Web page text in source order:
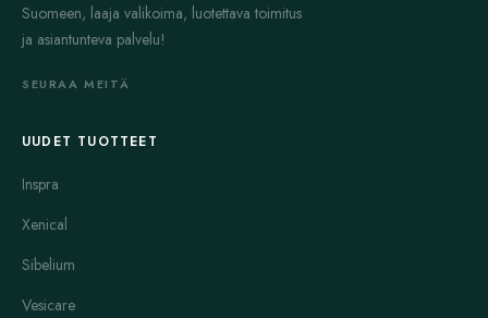
Suomeen, laaja valikoima, luotettava toimitus
ja asiantunteva palvelu!
SEURAA MEITÄ
UUDET TUOTTEET
Inspra
Xenical
Sibelium
Vesicare